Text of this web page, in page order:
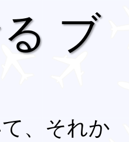
ブ
、それか